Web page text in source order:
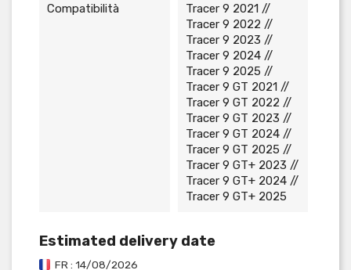
Compatibilità
Tracer 9 2021 //
Tracer 9 2022 //
Tracer 9 2023 //
Tracer 9 2024 //
Tracer 9 2025 //
Tracer 9 GT 2021 //
Tracer 9 GT 2022 //
Tracer 9 GT 2023 //
Tracer 9 GT 2024 //
Tracer 9 GT 2025 //
Tracer 9 GT+ 2023 //
Tracer 9 GT+ 2024 //
Tracer 9 GT+ 2025
Estimated delivery date
FR : 14/08/2026